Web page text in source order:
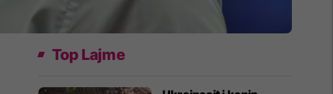
Top Lajme